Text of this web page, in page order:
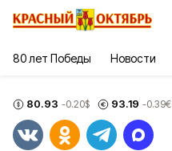
80 лет Победы Новости
80.93 -0.20$ 93.19 -0.39€